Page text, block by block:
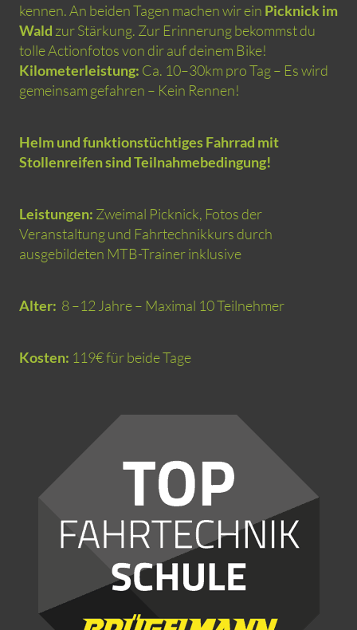
kennen. An beiden Tagen machen wir ein Picknick im
Wald zur Stärkung. Zur Erinnerung bekommst du
tolle Actionfotos von dir auf deinem Bike!
Kilometerleistung: Ca. 10–30km pro Tag – Es wird
gemeinsam gefahren – Kein Rennen!
Helm und funktionstüchtiges Fahrrad mit
Stollenreifen sind Teilnahmebedingung!
Leistungen: Zweimal Picknick, Fotos der
Veranstaltung und Fahrtechnikkurs durch
ausgebildeten MTB-Trainer inklusive
Alter: 8 –12 Jahre – Maximal 10 Teilnehmer
Kosten: 119€ für beide Tage